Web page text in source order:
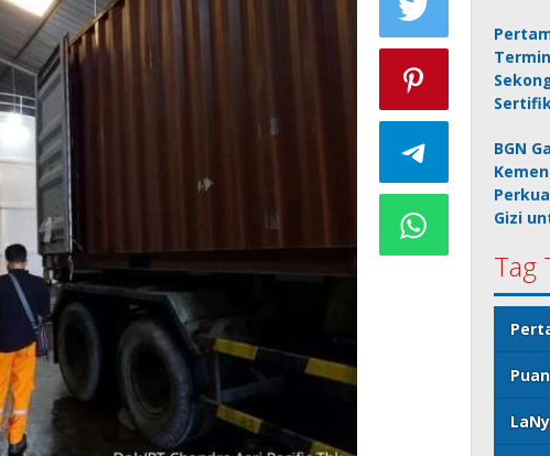
BGN
Gizi
Tag